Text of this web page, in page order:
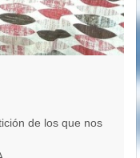
de los que nos